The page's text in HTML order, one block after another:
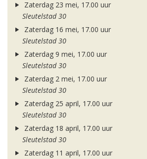
Zaterdag 23 mei, 17.00 uur
Sleutelstad 30
Zaterdag 16 mei, 17.00 uur
Sleutelstad 30
Zaterdag 9 mei, 17.00 uur
Sleutelstad 30
Zaterdag 2 mei, 17.00 uur
Sleutelstad 30
Zaterdag 25 april, 17.00 uur
Sleutelstad 30
Zaterdag 18 april, 17.00 uur
Sleutelstad 30
Zaterdag 11 april, 17.00 uur